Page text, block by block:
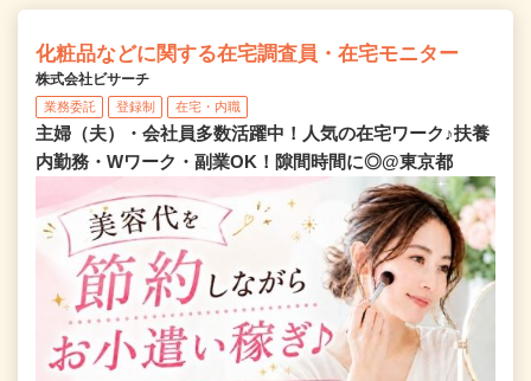
化粧品などに関する在宅調査員・在宅モニター
株式会社ビサーチ
業務委託 登録制 在宅・内職
主婦（夫）・会社員多数活躍中！人気の在宅ワーク♪扶養
内勤務・Wワーク・副業OK！隙間時間に◎@東京都